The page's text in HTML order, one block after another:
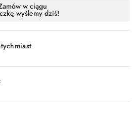
Wyślij
w ciągu
wyślemy dziś!